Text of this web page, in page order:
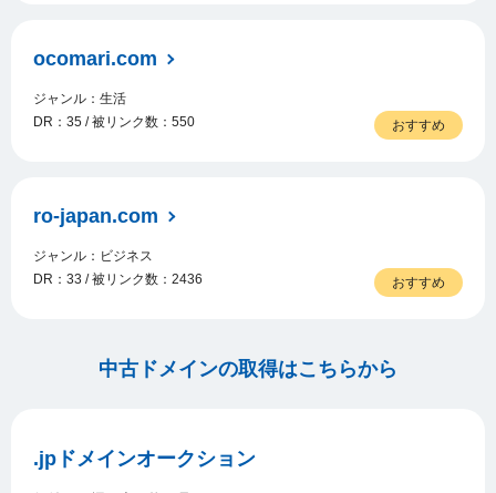
ocomari.com
ジャンル：生活
DR：35 / 被リンク数：550
おすすめ
ro-japan.com
ジャンル：ビジネス
DR：33 / 被リンク数：2436
おすすめ
中古ドメインの取得はこちらから
.jpドメインオークション